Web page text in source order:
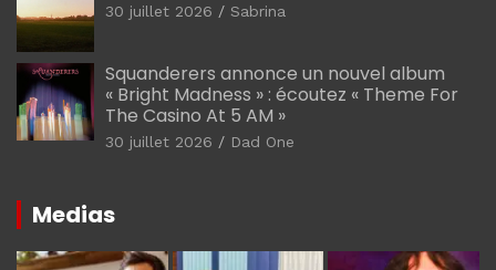
30 juillet 2026 Sabrina
Squanderers annonce un nouvel album
« Bright Madness » : écoutez « Theme For
The Casino At 5 AM »
30 juillet 2026 Dad One
Medias